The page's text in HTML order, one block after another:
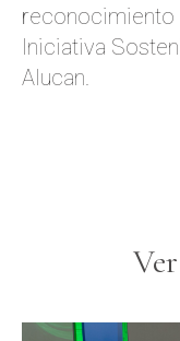
reconocimiento
Iniciativa
Alucan.